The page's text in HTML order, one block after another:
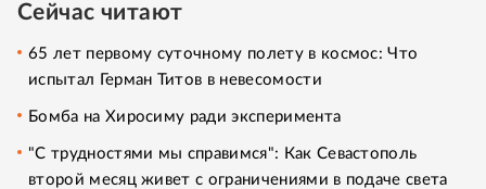
Сейчас читают
65 лет первому суточному полету в космос: Что
испытал Герман Титов в невесомости
Бомба на Хиросиму ради эксперимента
"С трудностями мы справимся": Как Севастополь
второй месяц живет с ограничениями в подаче света